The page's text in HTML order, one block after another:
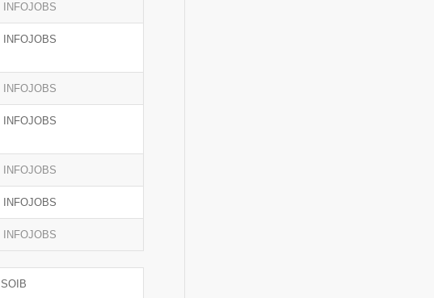
INFOJOBS
INFOJOBS
INFOJOBS
INFOJOBS
INFOJOBS
INFOJOBS
INFOJOBS
SOIB